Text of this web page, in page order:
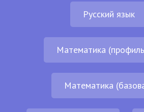
Русский язык
Математика
Математика